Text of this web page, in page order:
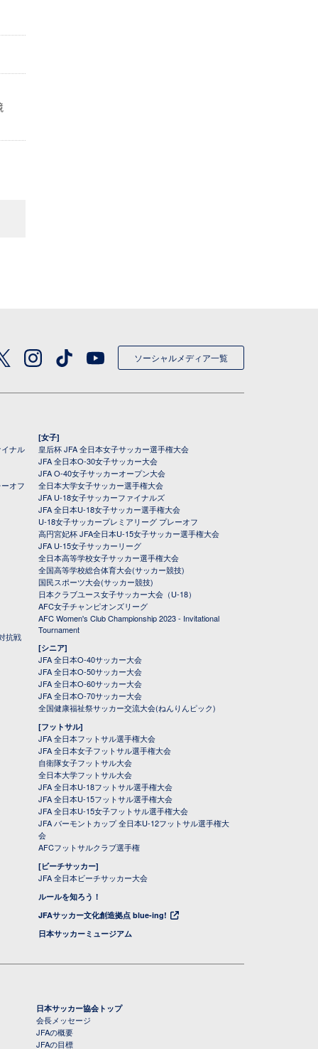
ソーシャルメディア一覧
ナル
オフ
抗戦
[女子]
皇后杯 JFA 全日本女子サッカー選手権大会
JFA 全日本O-30女子サッカー大会
JFA O-40女子サッカーオープン大会
全日本大学女子サッカー選手権大会
JFA U-18女子サッカーファイナルズ
JFA 全日本U-18女子サッカー選手権大会
U-18女子サッカープレミアリーグ プレーオフ
高円宮妃杯 JFA全日本U-15女子サッカー選手権大会
JFA U-15女子サッカーリーグ
全日本高等学校女子サッカー選手権大会
全国高等学校総合体育大会(サッカー競技)
国民スポーツ大会(サッカー競技)
日本クラブユース女子サッカー大会（U-18）
AFC女子チャンピオンズリーグ
AFC Women's Club Championship 2023 - Invitational
Tournament
[シニア]
JFA 全日本O-40サッカー大会
JFA 全日本O-50サッカー大会
JFA 全日本O-60サッカー大会
JFA 全日本O-70サッカー大会
全国健康福祉祭サッカー交流大会(ねんりんピック)
[フットサル]
JFA 全日本フットサル選手権大会
JFA 全日本女子フットサル選手権大会
自衛隊女子フットサル大会
全日本大学フットサル大会
JFA 全日本U-18フットサル選手権大会
JFA 全日本U-15フットサル選手権大会
JFA 全日本U-15女子フットサル選手権大会
JFA バーモントカップ 全日本U-12フットサル選手権大
会
AFCフットサルクラブ選手権
[ビーチサッカー]
JFA 全日本ビーチサッカー大会
ルールを知ろう！
JFAサッカー文化創造拠点 blue-ing!
日本サッカーミュージアム
日本サッカー協会トップ
会長メッセージ
JFAの概要
JFAの目標